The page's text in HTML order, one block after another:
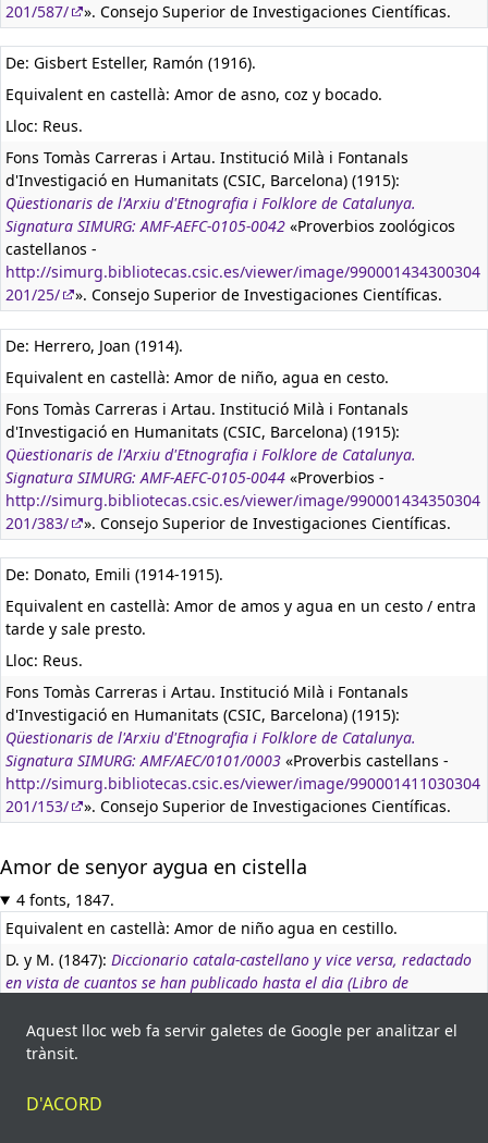
201/587/
». Consejo Superior de Investigaciones Científicas.
De: Gisbert Esteller, Ramón (1916).
Equivalent en castellà: Amor de asno, coz y bocado.
Lloc: Reus.
Fons Tomàs Carreras i Artau. Institució Milà i Fontanals
d'Investigació en Humanitats (CSIC, Barcelona) (1915):
Qüestionaris de l'Arxiu d'Etnografia i Folklore de Catalunya.
Signatura SIMURG: AMF-AEFC-0105-0042 «Proverbios zoológicos
castellanos -
http://simurg.bibliotecas.csic.es/viewer/image/990001434300304
201/25/
». Consejo Superior de Investigaciones Científicas.
De: Herrero, Joan (1914).
Equivalent en castellà: Amor de niño, agua en cesto.
Fons Tomàs Carreras i Artau. Institució Milà i Fontanals
d'Investigació en Humanitats (CSIC, Barcelona) (1915):
Qüestionaris de l'Arxiu d'Etnografia i Folklore de Catalunya.
Signatura SIMURG: AMF-AEFC-0105-0044 «Proverbios -
http://simurg.bibliotecas.csic.es/viewer/image/990001434350304
201/383/
». Consejo Superior de Investigaciones Científicas.
De: Donato, Emili (1914-1915).
Equivalent en castellà: Amor de amos y agua en un cesto / entra
tarde y sale presto.
Lloc: Reus.
Fons Tomàs Carreras i Artau. Institució Milà i Fontanals
d'Investigació en Humanitats (CSIC, Barcelona) (1915):
Qüestionaris de l'Arxiu d'Etnografia i Folklore de Catalunya.
Signatura SIMURG: AMF/AEC/0101/0003 «Proverbis castellans -
http://simurg.bibliotecas.csic.es/viewer/image/990001411030304
201/153/
». Consejo Superior de Investigaciones Científicas.
Amor de senyor aygua en cistella
4 fonts, 1847.
Equivalent en castellà: Amor de niño agua en cestillo.
D. y M. (1847): Diccionario catala-castellano y vice versa, redactado
en vista de cuantos se han publicado hasta el dia (Libro de
correspondencia castellana. Amòr», p. 2. Agencia Médica
Catalana.
Lloc: Manresa.
Aquest lloc web fa servir galetes de Google per analitzar el
trànsit.
D'ACORD